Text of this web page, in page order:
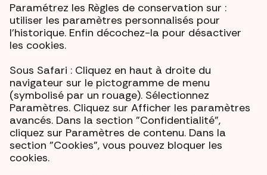
Paramétrez les Règles de conservation sur :
utiliser les paramètres personnalisés pour
l'historique. Enfin décochez-la pour désactiver
les cookies.
Sous Safari : Cliquez en haut à droite du
navigateur sur le pictogramme de menu
(symbolisé par un rouage). Sélectionnez
Paramètres. Cliquez sur Afficher les paramètres
avancés. Dans la section "Confidentialité",
cliquez sur Paramètres de contenu. Dans la
section "Cookies", vous pouvez bloquer les
cookies.